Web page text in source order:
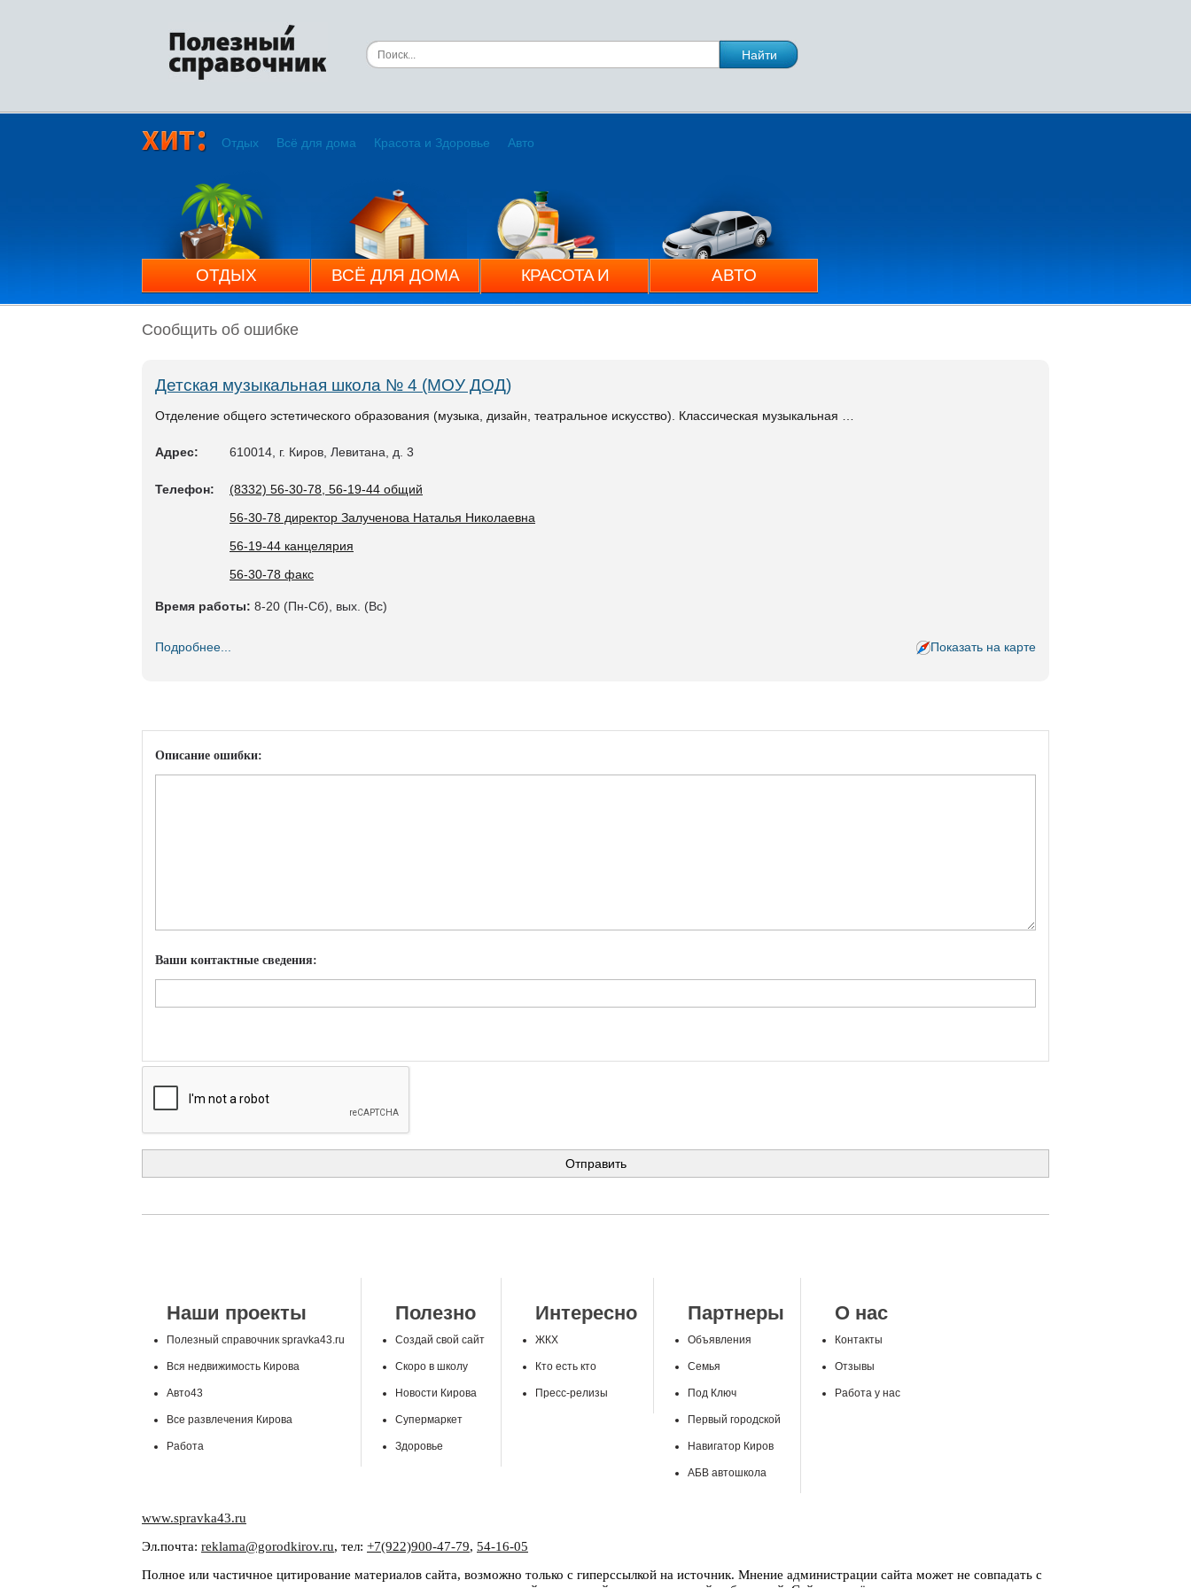
Отдых Всё для дома Красота и Здоровье Авто
ОТДЫХ ВСЁ ДЛЯ ДОМА
КРАСОТА И
ЗДОРОВЬЕ
АВТО
Сообщить об ошибке
Детская музыкальная школа № 4 (МОУ ДОД)
Отделение общего эстетического образования (музыка, дизайн, театральное искусство). Классическая музыкальная …
Адрес: 610014, г. Киров, Левитана, д. 3
Телефон:
(8332) 56-30-78, 56-19-44 общий
56-30-78 директор Залученова Наталья Николаевна
56-19-44 канцелярия
56-30-78 факс
Время работы: 8-20 (Пн-Сб), вых. (Вс)
Подробнее... Показать на карте
Описание ошибки:
Ваши контактные сведения:
Наши проекты
Полезный справочник spravka43.ru
Вся недвижимость Кирова
Авто43
Все развлечения Кирова
Работа
Полезно
Создай свой сайт
Скоро в школу
Новости Кирова
Супермаркет
Здоровье
Интересно
ЖКХ
Кто есть кто
Пресс-релизы
Партнеры
Объявления
Семья
Под Ключ
Первый городской
Навигатор Киров
АБВ автошкола
О нас
Контакты
Отзывы
Работа у нас
www.spravka43.ru
Эл.почта: reklama@gorodkirov.ru, тел: +7(922)900-47-79, 54-16-05
Полное или частичное цитирование материалов сайта, возможно только с гиперссылкой на источник. Мнение администрации сайта может не совпадать с